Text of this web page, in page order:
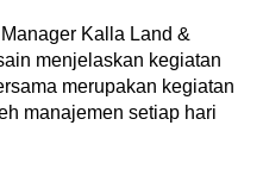
Kalla Land &
menjelaskan kegiatan
merupakan kegiatan
manajemen setiap hari